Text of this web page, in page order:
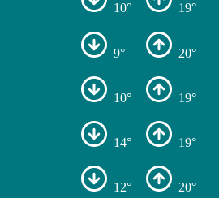
10° 19°
9° 20°
10° 19°
14° 19°
12° 20°